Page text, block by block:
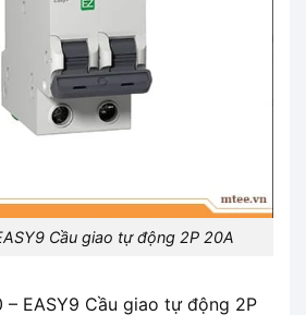
Cầu giao tự động 2P 20A
– EASY9 Cầu giao tự động 2P